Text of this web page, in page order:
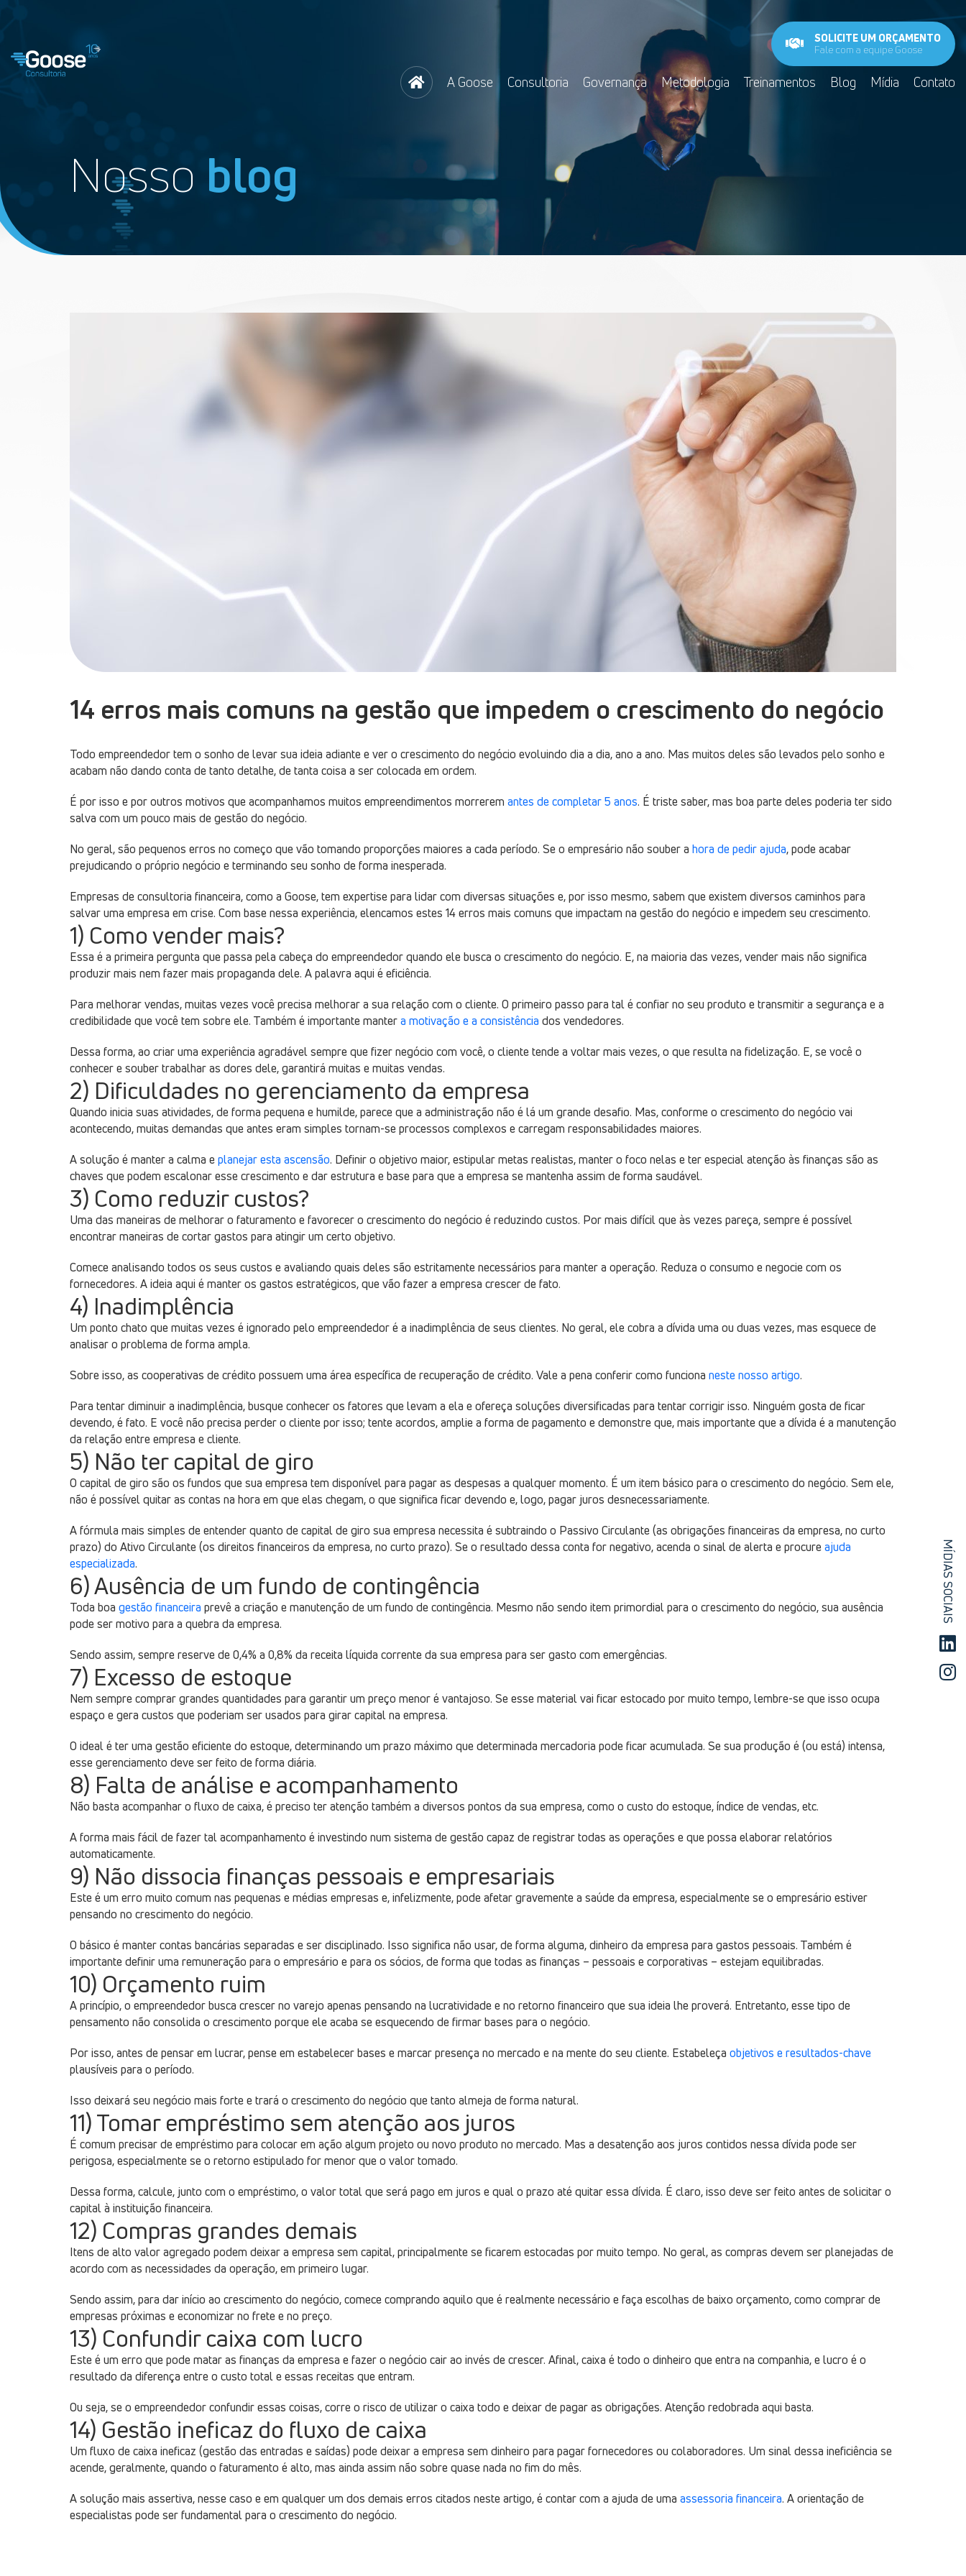
A Goose Consultoria Governança Metodologia Treinamentos Blog Mídia Contato
SOLICITE UM ORÇAMENTO
Fale com a equipe Goose
Nosso blog
14 erros mais comuns na gestão que impedem o crescimento do negócio
Todo empreendedor tem o sonho de levar sua ideia adiante e ver o crescimento do negócio evoluindo dia a dia, ano a ano. Mas muitos deles são levados pelo sonho e
acabam não dando conta de tanto detalhe, de tanta coisa a ser colocada em ordem.
É por isso e por outros motivos que acompanhamos muitos empreendimentos morrerem antes de completar 5 anos. É triste saber, mas boa parte deles poderia ter sido
salva com um pouco mais de gestão do negócio.
No geral, são pequenos erros no começo que vão tomando proporções maiores a cada período. Se o empresário não souber a hora de pedir ajuda, pode acabar
prejudicando o próprio negócio e terminando seu sonho de forma inesperada.
Empresas de consultoria financeira, como a Goose, tem expertise para lidar com diversas situações e, por isso mesmo, sabem que existem diversos caminhos para
salvar uma empresa em crise. Com base nessa experiência, elencamos estes 14 erros mais comuns que impactam na gestão do negócio e impedem seu crescimento.
1) Como vender mais?
Essa é a primeira pergunta que passa pela cabeça do empreendedor quando ele busca o crescimento do negócio. E, na maioria das vezes, vender mais não significa
produzir mais nem fazer mais propaganda dele. A palavra aqui é eficiência.
Para melhorar vendas, muitas vezes você precisa melhorar a sua relação com o cliente. O primeiro passo para tal é confiar no seu produto e transmitir a segurança e a
credibilidade que você tem sobre ele. Também é importante mantera motivação e a consistência dos vendedores.
Dessa forma, ao criar uma experiência agradável sempre que fizer negócio com você, o cliente tende a voltar mais vezes, o que resulta na fidelização. E, se você o
conhecer e souber trabalhar as dores dele, garantirá muitas e muitas vendas.
2) Dificuldades no gerenciamento da empresa
Quando inicia suas atividades, de forma pequena e humilde, parece que a administração não é lá um grande desafio. Mas, conforme o crescimento do negócio vai
acontecendo, muitas demandas que antes eram simples tornam-se processos complexos e carregam responsabilidades maiores.
A solução é manter a calma eplanejar esta ascensão. Definir o objetivo maior, estipular metas realistas, manter o foco nelas e ter especial atenção às finanças são as
chaves que podem escalonar esse crescimento e dar estrutura e base para que a empresa se mantenha assim de forma saudável.
3) Como reduzir custos?
Uma das maneiras de melhorar o faturamento e favorecer o crescimento do negócio é reduzindo custos. Por mais difícil que às vezes pareça, sempre é possível
encontrar maneiras de cortar gastos para atingir um certo objetivo.
Comece analisando todos os seus custos e avaliando quais deles são estritamente necessários para manter a operação. Reduza o consumo e negocie com os
fornecedores. A ideia aqui é manter os gastos estratégicos, que vão fazer a empresa crescer de fato.
4) Inadimplência
Um ponto chato que muitas vezes é ignorado pelo empreendedor é a inadimplência de seus clientes. No geral, ele cobra a dívida uma ou duas vezes, mas esquece de
analisar o problema de forma ampla.
Sobre isso, as cooperativas de crédito possuem uma área específica de recuperação de crédito. Vale a pena conferir como funciona neste nosso artigo.
Para tentar diminuir a inadimplência, busque conhecer os fatores que levam a ela e ofereça soluções diversificadas para tentar corrigir isso. Ninguém gosta de ficar
devendo, é fato. E você não precisa perder o cliente por isso; tente acordos, amplie a forma de pagamento e demonstre que, mais importante que a dívida é a manutenção
da relação entre empresa e cliente.
5) Não ter capital de giro
O capital de giro são os fundos que sua empresa tem disponível para pagar as despesas a qualquer momento. É um item básico para o crescimento do negócio. Sem ele,
não é possível quitar as contas na hora em que elas chegam, o que significa ficar devendo e, logo, pagar juros desnecessariamente.
A fórmula mais simples de entender quanto de capital de giro sua empresa necessita é subtraindo o Passivo Circulante (as obrigações financeiras da empresa, no curto
prazo) do Ativo Circulante (os direitos financeiros da empresa, no curto prazo). Se o resultado dessa conta for negativo, acenda o sinal de alerta e procureajuda
especializada.
6) Ausência de um fundo de contingência
Toda boa gestão financeira prevê a criação e manutenção de um fundo de contingência. Mesmo não sendo item primordial para o crescimento do negócio, sua ausência
pode ser motivo para a quebra da empresa.
Sendo assim, sempre reserve de 0,4% a 0,8% da receita líquida corrente da sua empresa para ser gasto com emergências.
7) Excesso de estoque
Nem sempre comprar grandes quantidades para garantir um preço menor é vantajoso. Se esse material vai ficar estocado por muito tempo, lembre-se que isso ocupa
espaço e gera custos que poderiam ser usados para girar capital na empresa.
O ideal é ter uma gestão eficiente do estoque, determinando um prazo máximo que determinada mercadoria pode ficar acumulada. Se sua produção é (ou está) intensa,
esse gerenciamento deve ser feito de forma diária.
8) Falta de análise e acompanhamento
Não basta acompanhar o fluxo de caixa, é preciso ter atenção também a diversos pontos da sua empresa, como o custo do estoque, índice de vendas, etc.
A forma mais fácil de fazer tal acompanhamento é investindo num sistema de gestão capaz de registrar todas as operações e que possa elaborar relatórios
automaticamente.
9) Não dissocia finanças pessoais e empresariais
Este é um erro muito comum nas pequenas e médias empresas e, infelizmente, pode afetar gravemente a saúde da empresa, especialmente se o empresário estiver
pensando no crescimento do negócio.
O básico é manter contas bancárias separadas e ser disciplinado. Isso significa não usar, de forma alguma, dinheiro da empresa para gastos pessoais. Também é
importante definir uma remuneração para o empresário e para os sócios, de forma que todas as finanças – pessoais e corporativas – estejam equilibradas.
10) Orçamento ruim
A princípio, o empreendedor busca crescer no varejo apenas pensando na lucratividade e no retorno financeiro que sua ideia lhe proverá. Entretanto, esse tipo de
pensamento não consolida o crescimento porque ele acaba se esquecendo de firmar bases para o negócio.
Por isso, antes de pensar em lucrar, pense em estabelecer bases e marcar presença no mercado e na mente do seu cliente. Estabeleça objetivos e resultados-chave
plausíveis para o período.
Isso deixará seu negócio mais forte e trará o crescimento do negócio que tanto almeja de forma natural.
11) Tomar empréstimo sem atenção aos juros
É comum precisar de empréstimo para colocar em ação algum projeto ou novo produto no mercado. Mas a desatenção aos juros contidos nessa dívida pode ser
perigosa, especialmente se o retorno estipulado for menor que o valor tomado.
Dessa forma, calcule, junto com o empréstimo, o valor total que será pago em juros e qual o prazo até quitar essa dívida. É claro, isso deve ser feito antes de solicitar o
capital à instituição financeira.
12) Compras grandes demais
Itens de alto valor agregado podem deixar a empresa sem capital, principalmente se ficarem estocadas por muito tempo. No geral, as compras devem ser planejadas de
acordo com as necessidades da operação, em primeiro lugar.
Sendo assim, para dar início ao crescimento do negócio, comece comprando aquilo que é realmente necessário e faça escolhas de baixo orçamento, como comprar de
empresas próximas e economizar no frete e no preço.
13) Confundir caixa com lucro
Este é um erro que pode matar as finanças da empresa e fazer o negócio cair ao invés de crescer. Afinal, caixa é todo o dinheiro que entra na companhia, e lucro é o
resultado da diferença entre o custo total e essas receitas que entram.
Ou seja, se o empreendedor confundir essas coisas, corre o risco de utilizar o caixa todo e deixar de pagar as obrigações. Atenção redobrada aqui basta.
14) Gestão ineficaz do fluxo de caixa
Um fluxo de caixa ineficaz (gestão das entradas e saídas) pode deixar a empresa sem dinheiro para pagar fornecedores ou colaboradores. Um sinal dessa ineficiência se
acende, geralmente, quando o faturamento é alto, mas ainda assim não sobre quase nada no fim do mês.
A solução mais assertiva, nesse caso e em qualquer um dos demais erros citados neste artigo, é contar com a ajuda de uma assessoria financeira. A orientação de
especialistas pode ser fundamental para o crescimento do negócio.
MÍDIAS SOCIAIS